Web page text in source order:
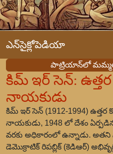
ఎన్‌సైక్లోపెడియా
పాట్రియాన్‌లో
కిమ్ ఇర్ సెన్:
నాయకుడు
కిమ్ ఇర్ సెన్ (1912-1994)
నాయకుడు, 1948 లో దేశం
వరకు అధికారంలో ఉన్నాడు.
డెమొక్రాటిక్ రిపబ్లిక్ (కెడిఆర్)